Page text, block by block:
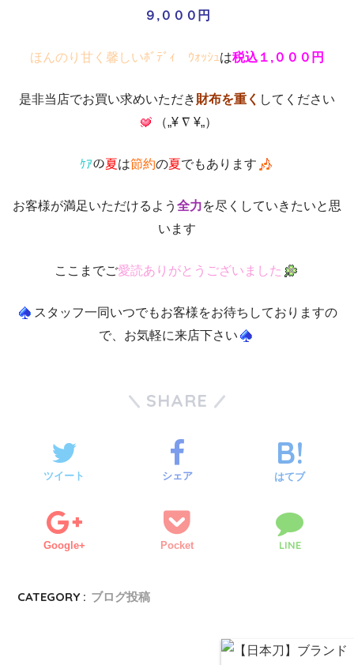
９‚０００円
ほんのり甘く馨しいﾎﾞﾃﾞｨ ｳｫｯｼｭは税込１‚０００円
是非当店でお買い求めいただき 財布を重く してください
（„¥ ∇ ¥„）
ｹｱの夏は節約の夏でもあります
お客様が満足いただけるよう 全力を尽くしていきたいと思
います
ここまでご愛読ありがとうございました
スタッフ一同いつでもお客様をお待ちしておりますの
で、お気軽に来店下さい
SHARE
ツイート シェア はてブ
Google+ Pocket LINE
CATEGORY : ブログ投稿